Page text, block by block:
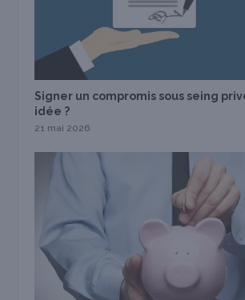
Signer un compromis sous seing
idée ?
21 mai 2026